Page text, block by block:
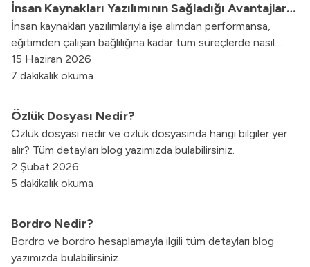
İnsan Kaynakları Yazılımının Sağladığı Avantajlar
Nelerdir?
İnsan kaynakları yazılımlarıyla işe alımdan performansa,
eğitimden çalışan bağlılığına kadar tüm süreçlerde nasıl
avantajlar sağlanabileceğini keşfetmek için yazının
tamamına göz atabilirsiniz.
15 Haziran 2026
7 dakikalık okuma
Özlük Dosyası Nedir?
Özlük dosyası nedir ve özlük dosyasında hangi bilgiler yer
alır? Tüm detayları blog yazımızda bulabilirsiniz.
2 Şubat 2026
5 dakikalık okuma
Bordro Nedir?
Bordro ve bordro hesaplamayla ilgili tüm detayları blog
yazımızda bulabilirsiniz.